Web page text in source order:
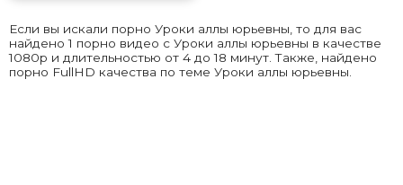
Если вы искали порно Уроки аллы юрьевны, то для вас
найдено 1 порно видео с Уроки аллы юрьевны в качестве
1080p и длительностью от 4 до 18 минут. Также, найдено
порно FullHD качества по теме Уроки аллы юрьевны.